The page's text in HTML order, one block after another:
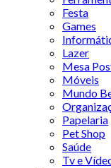
Festa
Games
Lazer
Mesa
Móveis
Mundo
Papelaria
Pet Shop
Saúde
Tv e